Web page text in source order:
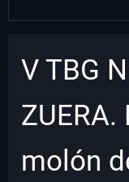
V TBG
molón